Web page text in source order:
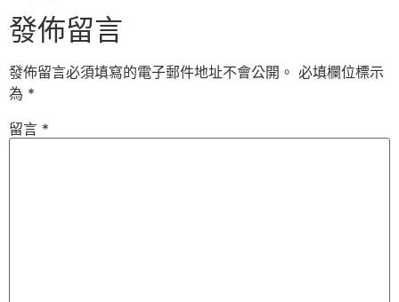
發佈留言
發佈留言必須填寫的電子郵件地址不會公開。 必填欄位標示
為 *
留言 *